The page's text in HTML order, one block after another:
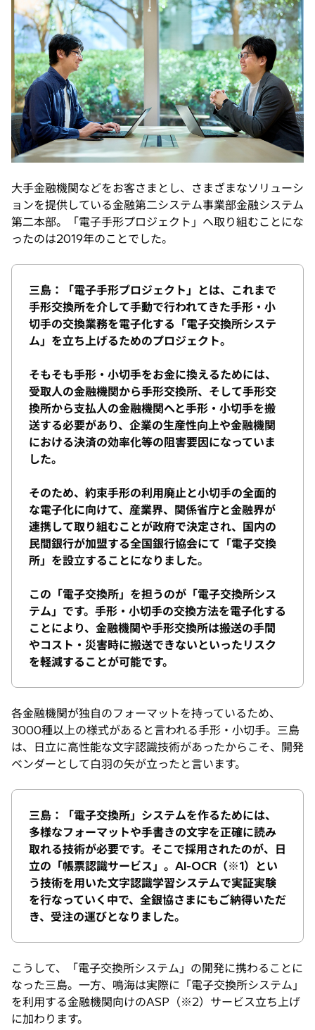
大手金融機関などをお客さまとし、さまざまなソリューシ
ョンを提供している金融第二システム事業部金融システム
第二本部。「電子手形プロジェクト」へ取り組むことにな
ったのは2019年のことでした。
三島：「電子手形プロジェクト」とは、これまで
手形交換所を介して手動で行われてきた手形・小
切手の交換業務を電子化する「電子交換所システ
ム」を立ち上げるためのプロジェクト。
そもそも手形・小切手をお金に換えるためには、
受取人の金融機関から手形交換所、そして手形交
換所から支払人の金融機関へと手形・小切手を搬
送する必要があり、企業の生産性向上や金融機関
における決済の効率化等の阻害要因になっていま
した。
そのため、約束手形の利用廃止と小切手の全面的
な電子化に向けて、産業界、関係省庁と金融界が
連携して取り組むことが政府で決定され、国内の
民間銀行が加盟する全国銀行協会にて「電子交換
所」を設立することになりました。
この「電子交換所」を担うのが「電子交換所シス
テム」です。手形・小切手の交換方法を電子化する
ことにより、金融機関や手形交換所は搬送の手間
やコスト・災害時に搬送できないといったリスク
を軽減することが可能です。
各金融機関が独自のフォーマットを持っているため、
3000種以上の様式があると言われる手形・小切手。三島
は、日立に高性能な文字認識技術があったからこそ、開発
ベンダーとして白羽の矢が立ったと言います。
三島：「電子交換所」システムを作るためには、
多様なフォーマットや手書きの文字を正確に読み
取れる技術が必要です。そこで採用されたのが、日
立の「帳票認識サービス」。AI-OCR（※1）とい
う技術を用いた文字認識学習システムで実証実験
を行なっていく中で、全銀協さまにもご納得いただ
き、受注の運びとなりました。
こうして、「電子交換所システム」の開発に携わることに
なった三島。一方、鳴海は実際に「電子交換所システム」
を利用する金融機関向けのASP（※2）サービス立ち上げ
に加わります。